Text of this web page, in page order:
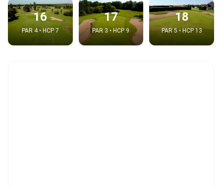
16
PAR 4 • HCP 7
17
PAR 3 • HCP 9
18
PAR 5 • HCP 13